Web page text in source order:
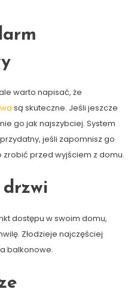
warto napisać, że
są skuteczne. Jeśli jeszcze
go jak najszybciej. System
jeśli zapomnisz go
przed wyjściem z domu.
dostępu w swoim domu,
Złodzieje najczęściej
balkonowe.